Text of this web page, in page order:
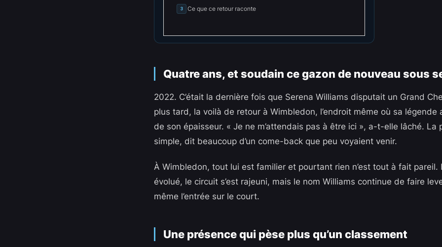
3 Ce que ce retour raconte
Quatre ans, et soudain ce gazon de nouveau sous
2022. C’était la dernière fois que Serena Williams disputait un Grand
plus tard, la voilà de retour à Wimbledon, l’endroit même où sa légende
de son épaisseur. « Je ne m’attendais pas à être ici », a-t-elle lâché. La
simple, dit beaucoup d’un come-back que peu voyaient venir.
À Wimbledon, tout lui est familier et pourtant rien n’est tout à fait pareil.
évolué, le circuit s’est rajeuni, mais le nom Williams continue de faire
même l’entrée sur le court.
Une présence qui pèse plus qu’un classement